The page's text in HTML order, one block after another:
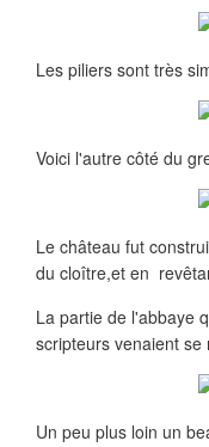
Les piliers sont très
Voici l'autre côté du
Le château fut
du cloître,et en
La partie de l'abbaye
scripteurs venaient se
Un peu plus loin un